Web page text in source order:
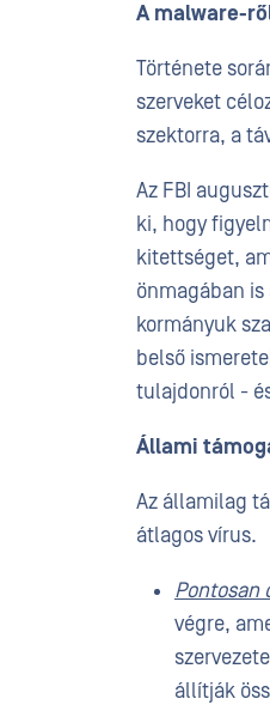
A malware-
Története
szerveket
szektorra, a
Az FBI
ki, hogy
kitettséget,
önmagában
kormányuk
belső
tulajdonról -
Állami
Az államilag
átlagos vírus.
Pontosan
végre,
állítják